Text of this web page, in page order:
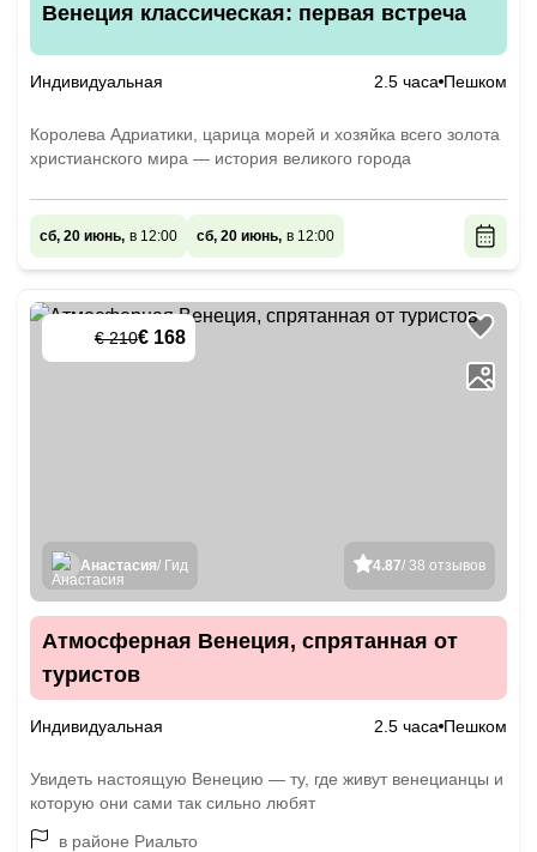
Венеция классическая: первая встреча
Индивидуальная 2.5 часа Пешком
Королева Адриатики, царица морей и хозяйка всего золота
христианского мира — история великого города
сб, 20 июнь, в 12:00 сб, 20 июнь, в 12:00
€ 210€ 168
4.87/ 38 отзывов
Анастасия/ Гид
Атмосферная Венеция, спрятанная от
туристов
Индивидуальная 2.5 часа Пешком
Увидеть настоящую Венецию — ту, где живут венецианцы и
которую они сами так сильно любят
в районе Риальто